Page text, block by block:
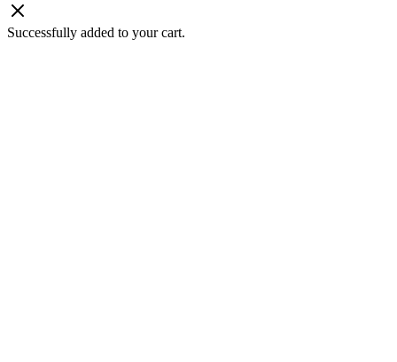
Successfully added to your cart.